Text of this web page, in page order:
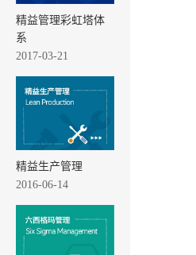
精益管理彩虹塔体
系
2017-03-21
精益生产管理
2016-06-14